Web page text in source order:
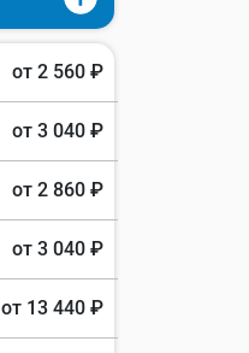
от 2 560 ₽
от 3 040 ₽
от 2 860 ₽
от 3 040 ₽
от 13 440 ₽